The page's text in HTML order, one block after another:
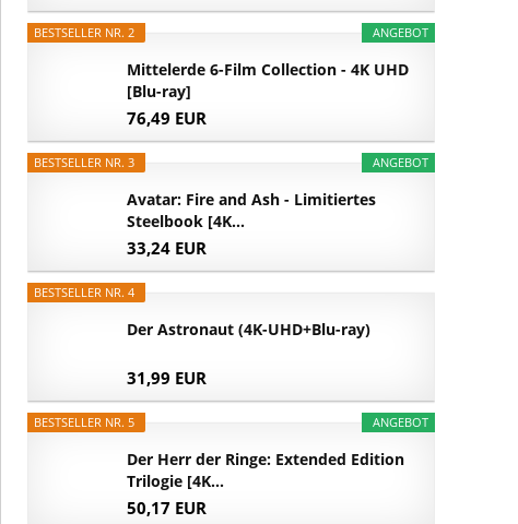
ANGEBOT
BESTSELLER NR. 2
Mittelerde 6-Film Collection - 4K UHD
[Blu-ray]
76,49 EUR
ANGEBOT
BESTSELLER NR. 3
Avatar: Fire and Ash - Limitiertes
Steelbook [4K...
33,24 EUR
BESTSELLER NR. 4
Der Astronaut (4K-UHD+Blu-ray)
31,99 EUR
ANGEBOT
BESTSELLER NR. 5
Der Herr der Ringe: Extended Edition
Trilogie [4K...
50,17 EUR